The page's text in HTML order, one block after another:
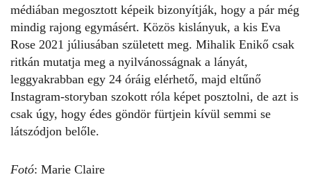
médiában megosztott képeik bizonyítják, hogy a pár még
mindig rajong egymásért. Közös kislányuk, a kis Eva
Rose 2021 júliusában született meg. Mihalik Enikő csak
ritkán mutatja meg a nyilvánosságnak a lányát,
leggyakrabban egy 24 óráig elérhető, majd eltűnő
Instagram-storyban szokott róla képet posztolni, de azt is
csak úgy, hogy édes göndör fürtjein kívül semmi se
látszódjon belőle.
Fotó: Marie Claire